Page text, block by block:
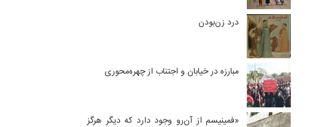
درد زن‌بودن
مبارزه در خیابان و اجتناب از چهره‌محوری
«فمینیسم از‌ آن‌رو وجود دارد که دیگر هرگز